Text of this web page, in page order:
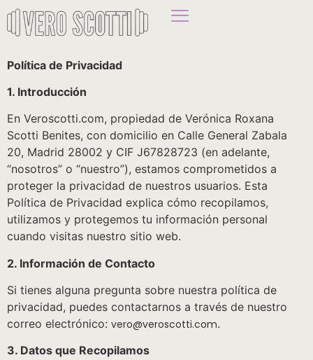
Política de Privacidad
1. Introducción
En Veroscotti.com, propiedad de Verónica Roxana
Scotti Benites, con domicilio en Calle General Zabala
20, Madrid 28002 y CIF J67828723 (en adelante,
“nosotros” o “nuestro”), estamos comprometidos a
proteger la privacidad de nuestros usuarios. Esta
Política de Privacidad explica cómo recopilamos,
utilizamos y protegemos tu información personal
cuando visitas nuestro sitio web.
2. Información de Contacto
Si tienes alguna pregunta sobre nuestra política de
privacidad, puedes contactarnos a través de nuestro
correo electrónico: vero@veroscotti.com.
3. Datos que Recopilamos